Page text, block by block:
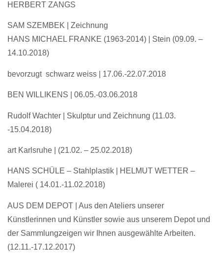
HERBERT ZANGS
SAM SZEMBEK | Zeichnung
HANS MICHAEL FRANKE (1963-2014) | Stein (09.09. –
14.10.2018)
bevorzugt schwarz weiss | 17.06.-22.07.2018
BEN WILLIKENS | 06.05.-03.06.2018
Rudolf Wachter | Skulptur und Zeichnung (11.03.
-15.04.2018)
art Karlsruhe | (21.02. – 25.02.2018)
HANS SCHÜLE – Stahlplastik | HELMUT WETTER –
Malerei ( 14.01.-11.02.2018)
AUS DEM DEPOT | Aus den Ateliers unserer
Künstlerinnen und Künstler sowie aus unserem Depot und
der Sammlungzeigen wir Ihnen ausgewählte Arbeiten.
(12.11.-17.12.2017)